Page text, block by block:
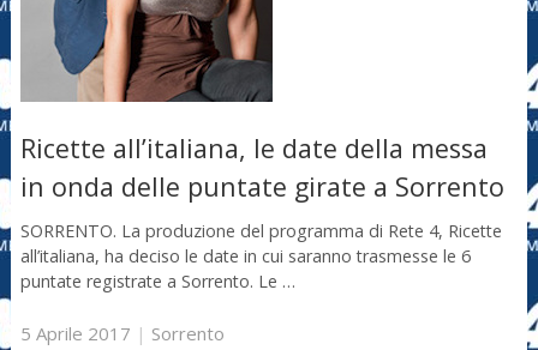
Ricette all’italiana, le date della messa
in onda delle puntate girate a Sorrento
SORRENTO. La produzione del programma di Rete 4, Ricette
all’italiana, ha deciso le date in cui saranno trasmesse le 6
puntate registrate a Sorrento. Le …
5 Aprile 2017 | Sorrento